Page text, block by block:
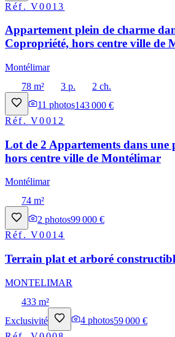
Réf.V0013
Appartement plein de charme
Copropriété, hors centre ville de
Montélimar
78 m²
3 p.
2 ch.
11 photos143 000 €
Réf.V0012
Lot de 2 Appartements dans une
hors centre ville de Montélimar
Montélimar
74 m²
2 photos99 000 €
Réf.V0014
Terrain plat et arboré
MONTELIMAR
433 m²
Exclusivité
4 photos59 000 €